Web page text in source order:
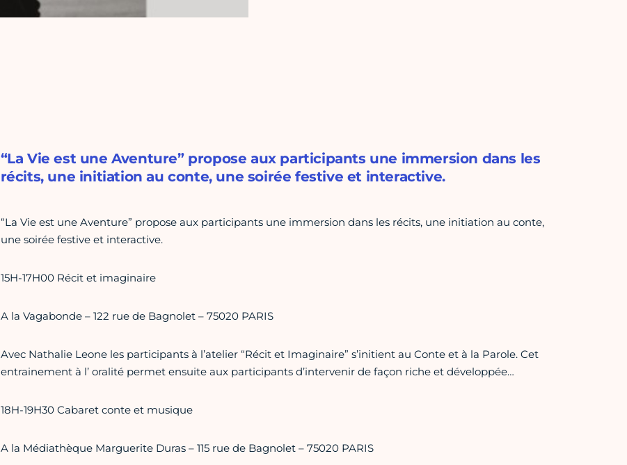
“La Vie est une Aventure” propose aux participants une immersion dans les
récits, une initiation au conte, une soirée festive et interactive.
“La Vie est une Aventure” propose aux participants une immersion dans les récits, une initiation au conte,
une soirée festive et interactive.
15H-17H00 Récit et imaginaire
A la Vagabonde – 122 rue de Bagnolet – 75020 PARIS
Avec Nathalie Leone les participants à l’atelier “Récit et Imaginaire” s’initient au Conte et à la Parole. Cet
entrainement à l’ oralité permet ensuite aux participants d’intervenir de façon riche et développée…
18H-19H30 Cabaret conte et musique
A la Médiathèque Marguerite Duras – 115 rue de Bagnolet – 75020 PARIS